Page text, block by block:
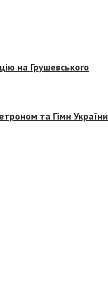
на Грушевського
та Гімн України